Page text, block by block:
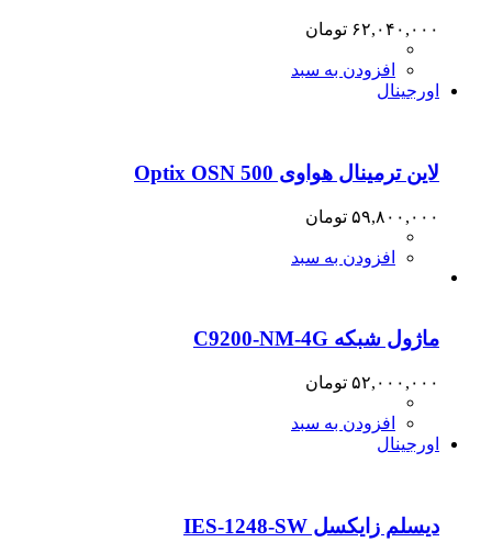
۶۲,۰۴۰,۰۰۰ تومان
افزودن به سبد
اورجینال
لاین ترمینال هواوی Optix OSN 500
۵۹,۸۰۰,۰۰۰ تومان
افزودن به سبد
ماژول شبکه C9200-NM-4G
۵۲,۰۰۰,۰۰۰ تومان
افزودن به سبد
اورجینال
دیسلم زایکسل IES-1248-SW